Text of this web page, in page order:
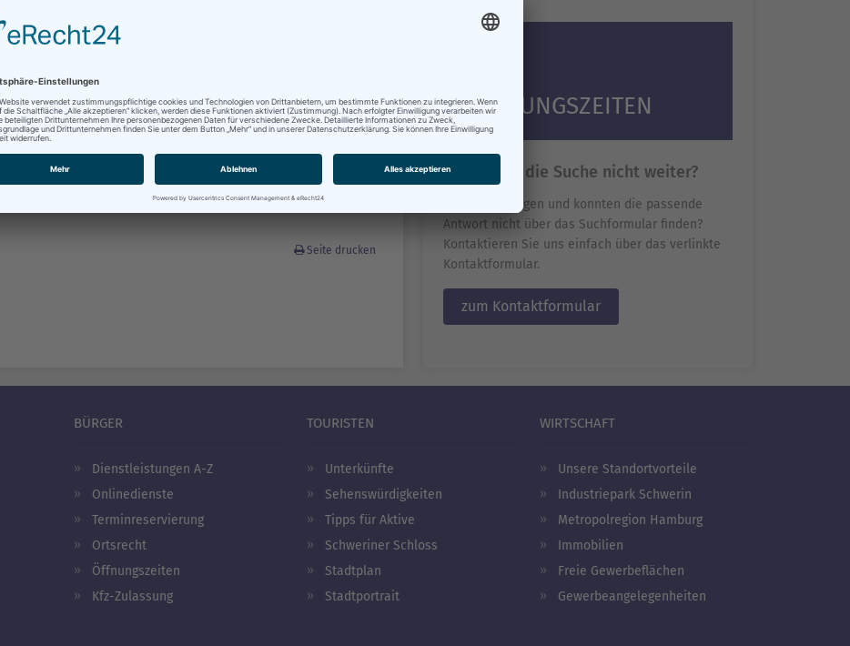
STADTVERTRETUNG KUNST & KULTUR
FEUERWEHR STADTPLANUNG
Seite drucken
ÖFFNUNGSZEITEN
Hilft Ihnen die Suche nicht weiter?
Sie haben Fragen und konnten die passende
Antwort nicht über das Suchformular finden?
Kontaktieren Sie uns einfach über das verlinkte
Kontaktformular.
zum Kontaktformular
BÜRGER
Dienstleistungen A-Z
Onlinedienste
Terminreservierung
Ortsrecht
Öffnungszeiten
Kfz-Zulassung
TOURISTEN
Unterkünfte
Sehenswürdigkeiten
Tipps für Aktive
Schweriner Schloss
Stadtplan
Stadtportrait
WIRTSCHAFT
Unsere Standortvorteile
Industriepark Schwerin
Metropolregion Hamburg
Immobilien
Freie Gewerbeflächen
Gewerbeangelegenheiten